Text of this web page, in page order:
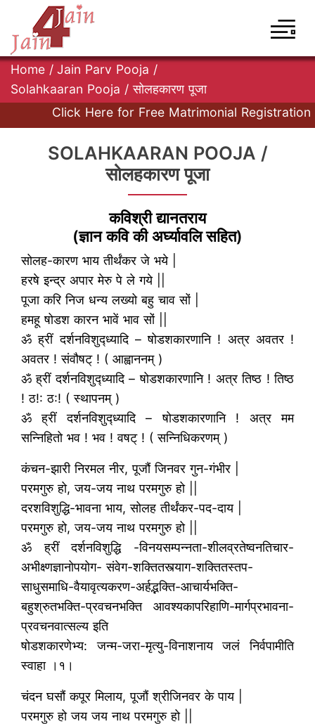
Home / Jain Parv Pooja /
Solahkaaran Pooja / सोलहकारण पूजा
Click Here for Free Matrimonial Registration at
SOLAHKAARAN POOJA /
सोलहकारण पूजा
कविश्री द्यानतराय
(ज्ञान कवि की अर्घ्यावलि सहित)
सोलह-कारण भाय तीर्थंकर जे भये |
हरषे इन्द्र अपार मेरु पे ले गये ||
पूजा करि निज धन्य लख्यो बहु चाव सों |
हमहू षोडश कारन भावें भाव सों ||
ॐ ह्रीं दर्शनविशुद्ध्यादि – षोडशकारणानि ! अत्र अवतर !
अवतर ! संवौषट् ! ( आह्वाननम् )
ॐ ह्रीं दर्शनविशुद्ध्यादि – षोडशकारणानि ! अत्र तिष्ठ ! तिष्ठ
! ठ!: ठ:! ( स्थापनम् )
ॐ ह्रीं दर्शनविशुद्ध्यादि – षोडशकारणानि ! अत्र मम
सन्निहितो भव ! भव ! वषट् ! ( सन्निधिकरणम् )
कंचन-झारी निरमल नीर, पूजौं जिनवर गुन-गंभीर |
परमगुरु हो, जय-जय नाथ परमगुरु हो ||
दरशविशुद्धि-भावना भाय, सोलह तीर्थंकर-पद-दाय |
परमगुरु हो, जय-जय नाथ परमगुरु हो ||
ॐ ह्रीं दर्शनविशुद्धि -विनयसम्पन्नता-शीलव्रतेष्वनतिचार-
अभीक्ष्णज्ञानोपयोग- संवेग-शक्तितस्त्याग-शक्तितस्तप-
साधुसमाधि-वैयावृत्यकरण-अर्हद्भक्ति-आचार्यभक्ति-
बहुश्रुतभक्ति-प्रवचनभक्ति आवश्यकापरिहाणि-मार्गप्रभावना-
प्रवचनवात्सल्य इति
षोडशकारणेभ्य: जन्म-जरा-मृत्यु-विनाशनाय जलं निर्वपामीति
स्वाहा ।१।
चंदन घसौं कपूर मिलाय, पूजौं श्रीजिनवर के पाय |
परमगुरु हो जय जय नाथ परमगुरु हो ||